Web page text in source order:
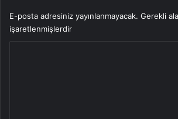
E-posta adresiniz yayınlanmayacak. Gerekli
işaretlenmişlerdir